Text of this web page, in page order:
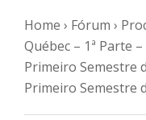
Home › Fórum ›
Québec – 1ª Parte –
Primeiro Semestre
Primeiro Semestre